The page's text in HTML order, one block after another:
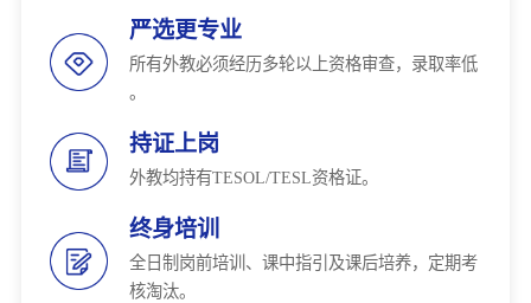
严选更专业
所有外教必须经历多轮以上资格审查，录取率低
。
持证上岗
外教均持有TESOL/TESL资格证。
终身培训
全日制岗前培训、课中指引及课后培养，定期考
核淘汰。